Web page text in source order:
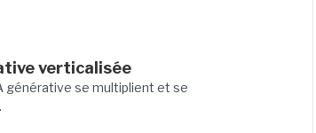
verticalisée
générative se multiplient et se